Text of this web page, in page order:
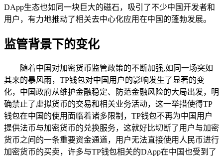
DApp生态也如同一块巨大的磁石，吸引了不少中国开发者和
用户，有力地推动了相关去中心化应用在中国的蓬勃发展。
监管背景下的变化
随着中国对加密货币监管政策的不断加强,如同一场突如
其来的暴风雨，TP钱包对中国用户的影响发生了显著的变
化，中国政府从维护金融稳定、防范金融风险的大局出发，明
确禁止了虚拟货币的交易和相关业务活动，这一举措使得TP
钱包在中国的使用面临着诸多限制，TP钱包不再为中国用户
提供法币与加密货币的兑换服务，这就好比切断了用户与加密
货币之间的一条重要资金通道，用户无法直接使用人民币进行
加密货币的买卖，许多与TP钱包相关的DApp在中国也受到了